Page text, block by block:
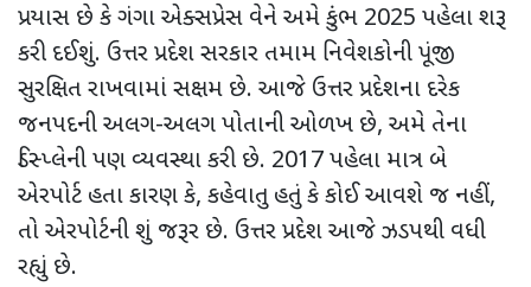
પ્રયાસ છે કે ગંગા એક્સપ્રેસ વેને અમે કુંભ 2025 પહેલા શરૂ
કરી દઈશું. ઉત્તર પ્રદેશ સરકાર તમામ નિવેશકોની પૂંજી
સુરક્ષિત રાખવામાં સક્ષમ છે. આજે ઉત્તર પ્રદેશના દરેક
જનપદની અલગ-અલગ પોતાની ઓળખ છે, અમે તેના
ડિસ્પ્લેની પણ વ્યવસ્થા કરી છે. 2017 પહેલા માત્ર બે
એરપોર્ટ હતા કારણ કે, કહેવાતુ હતું કે કોઈ આવશે જ નહીં,
તો એરપોર્ટની શું જરૂર છે. ઉત્તર પ્રદેશ આજે ઝડપથી વધી
રહ્યું છે.